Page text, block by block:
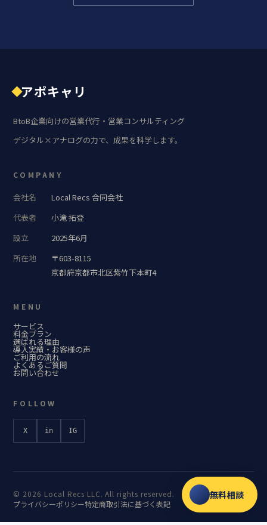
アポキャリ
BtoB企業向けの営業代行・営業コンサルティング
デジタル×アナログの力で、成果を科学します。
COMPANY
会社名
Local Recs 合同会社
代表者
小滝 拓登
設立
2025年6月
所在地
〒603-8115
京都府京都市北区紫竹下本町4
MENU
サービス
料金プラン
選ばれる理由
導入実績・お客様の声
ご利用の流れ
よくあるご質問
お問い合わせ
FOLLOW
X in IG
© 2026 Local Recs LLC. All rights reserved.
プライバシーポリシー特定商取引法に基づく表記
無料相談